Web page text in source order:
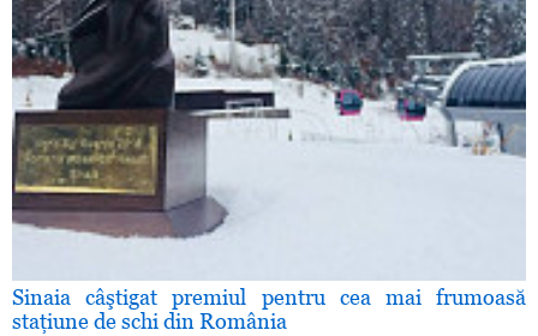
Sinaia câştigat premiul pentru cea mai frumoasă
staţiune de schi din România